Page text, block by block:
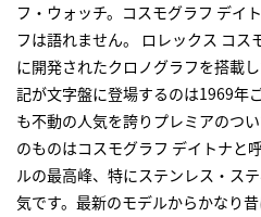
フ・ウォッチ。コスモグラフ デイ
フは語れません。 ロレックス コス
に開発されたクロノグラフを搭載
記が文字盤に登場するのは1969年
も不動の人気を誇りプレミアのつ
のものはコスモグラフ デイトナと
ルの最高峰、特にステンレス・ス
気です。最新のモデルからかなり